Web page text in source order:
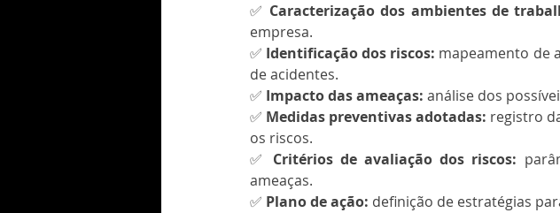
✅ Caracterização dos ambientes de
empresa.
✅ Identificação dos riscos: mapeamento de
de acidentes.
✅ Impacto das ameaças: análise dos
✅ Medidas preventivas adotadas: registro
os riscos.
✅ Critérios de avaliação dos riscos:
ameaças.
✅ Plano de ação: definição de estratégias